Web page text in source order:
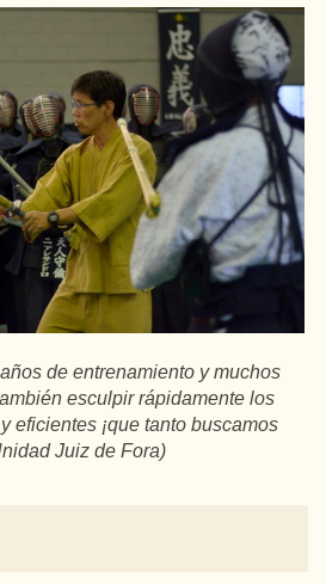
de entrenamiento y muchos
esculpir rápidamente los
eficientes ¡que tanto buscamos
Juiz de Fora)